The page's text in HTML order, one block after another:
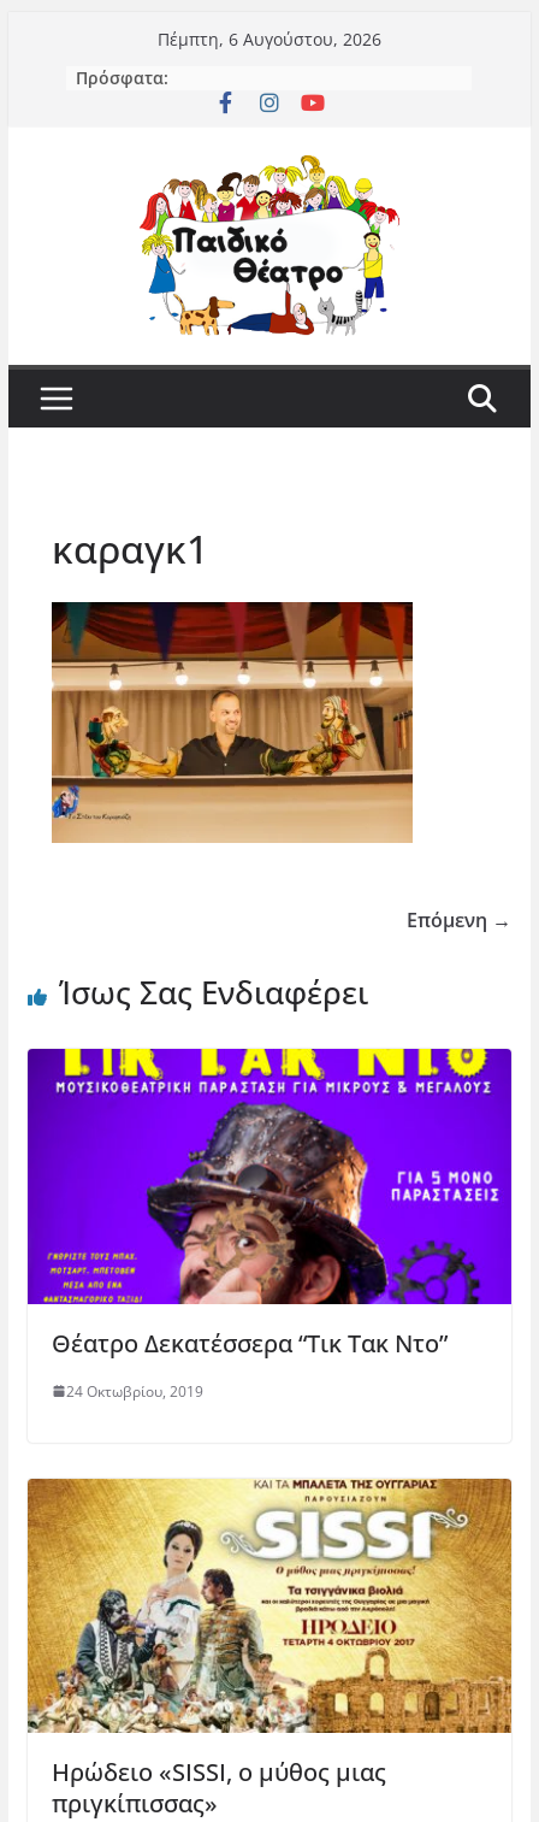
περιεχόμενο
Πέμπτη, 6 Αυγούστου, 2026
Πρόσφατα:
καραγκ1
Επόμενη →
Ίσως Σας Ενδιαφέρει
Θέατρο Δεκατέσσερα “Τικ Τακ Ντο”
24 Οκτωβρίου, 2019
Ηρώδειο «SISSI, ο μύθος μιας
πριγκίπισσας»